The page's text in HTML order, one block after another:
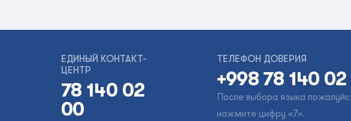
ЕДИНЫЙ КОНТАКТ-
ЦЕНТР
78 140 02
00
ТЕЛЕФОН ДОВЕРИЯ
+998 78 140
После выбора языка
нажмите цифру «7».